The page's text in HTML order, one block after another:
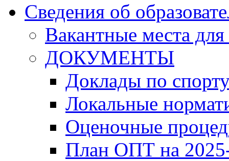
Сведения об
Вакантные места
ДОКУМЕНТЫ
Доклады по
Локальные
Оценочные
План ОПТ на